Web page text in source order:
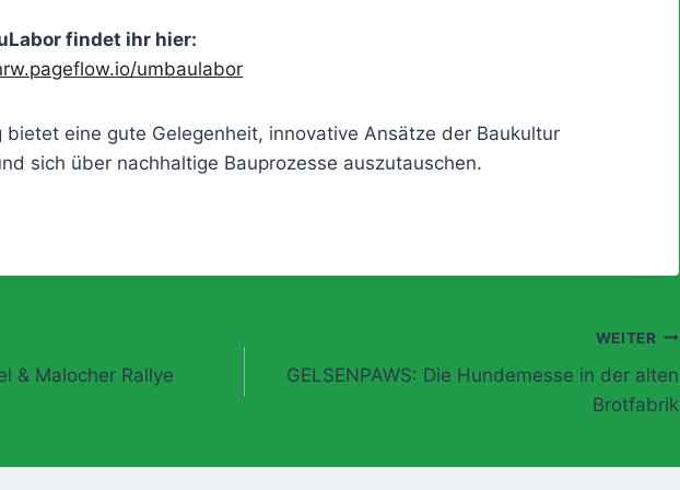
findet ihr hier:
umbaulabor
bietet eine gute Gelegenheit, innovative Ansätze der Baukultur
sich über nachhaltige Bauprozesse auszutauschen.
& Malocher Rallye
WEITER
GELSENPAWS: Die Hundemesse in der alten
Brotfabrik